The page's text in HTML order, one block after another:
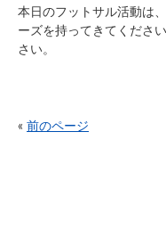
本日のフットサル活動は
ーズを持ってきてくださ
さい。
« 前のページ